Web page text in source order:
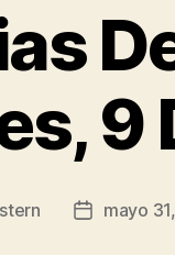
9
Fecha
mayo